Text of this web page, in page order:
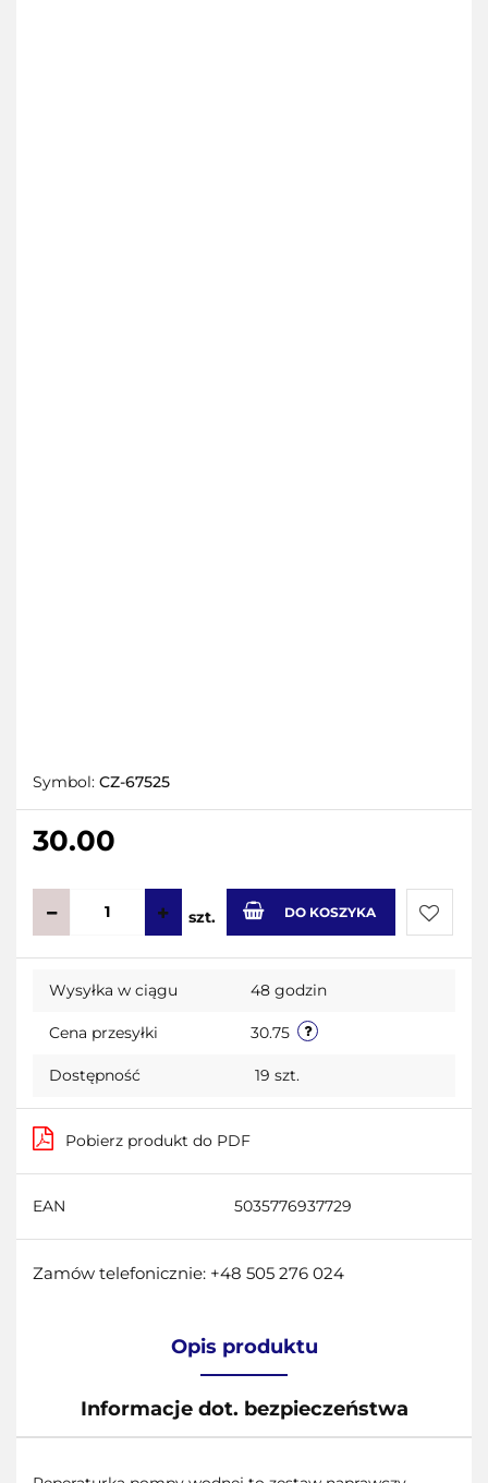
Symbol: CZ-67525
30.00
szt. DO KOSZYKA
Do
Wysyłka w ciągu 48 godzin
Cena przesyłki 30.75
Dostępność 19 szt.
Pobierz produkt do PDF
EAN 5035776937729
Zamów telefonicznie: +48 505 276 024
Opis produktu
Informacje dot. bezpieczeństwa